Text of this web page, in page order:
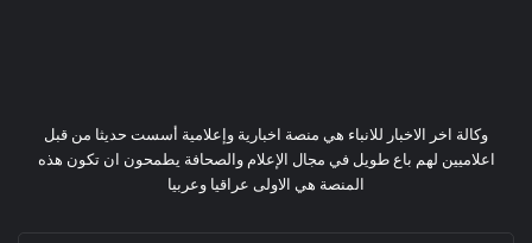
وكالة اخر الاخبار للانباء هي منصة اخبارية وإعلامية أسست حديثا من قبل
اعلاميين لهم باع طويل في مجال الإعلام والصحافة يطمحون ان تكون هذه
المنصة هي الاولى عراقيا وعربيا